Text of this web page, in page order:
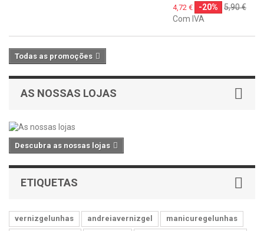
4,72 € -20%
5,90 €
Com IVA
Todas as promoções
AS NOSSAS LOJAS
Descubra as nossas lojas
ETIQUETAS
vernizgelunhas andreiavernizgel
manicuregelunhas